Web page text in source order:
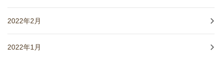
2022年2月
2022年1月